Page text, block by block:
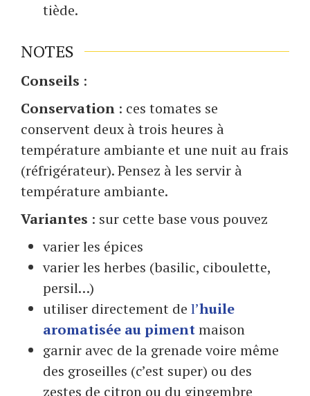
tiède.
NOTES
Conseils :
Conservation : ces tomates se
conservent deux à trois heures à
température ambiante et une nuit au frais
(réfrigérateur). Pensez à les servir à
température ambiante.
Variantes : sur cette base vous pouvez
varier les épices
varier les herbes (basilic, ciboulette,
persil…)
utiliser directement de l’huile
aromatisée au pimentmaison
garnir avec de la grenade voire même
des groseilles (c’est super) ou des
zestes de citron ou du gingembre